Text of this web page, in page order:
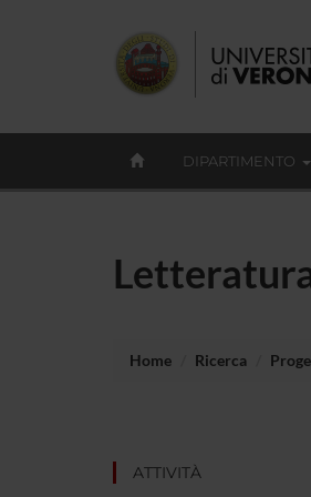
DIPARTIMENTO
Home Ricerca
ATTIVITÀ